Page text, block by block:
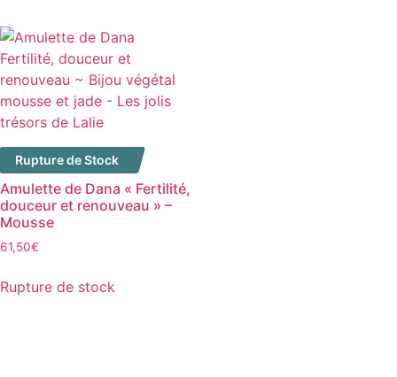
Rupture de Stock
Amulette de Dana « Fertilité,
douceur et renouveau » –
Mousse
61,50€
Rupture de stock